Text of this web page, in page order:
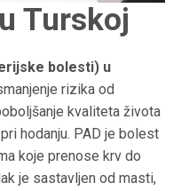
Turskoj
bolesti) u
rizika od
kvaliteta života
hodanju. PAD je bolest
koje prenose krv do
je sastavljen od masti,